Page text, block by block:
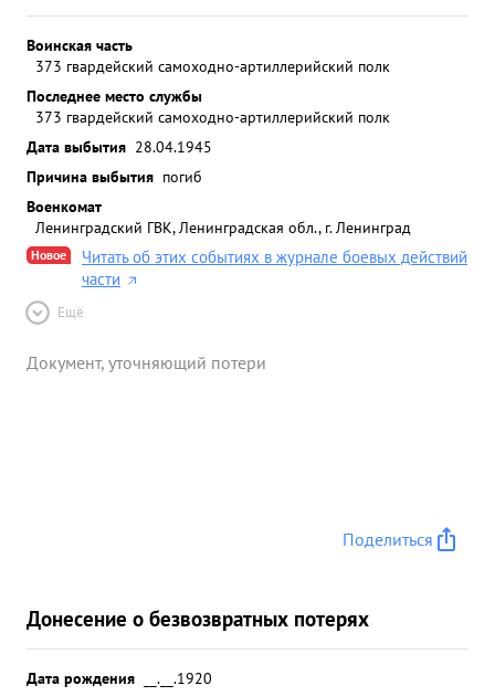
Воинская часть
373 гвардейский самоходно-артиллерийский полк
Последнее место службы
373 гвардейский самоходно-артиллерийский полк
Дата выбытия 28.04.1945
Причина выбытия погиб
Военкомат
Ленинградский ГВК, Ленинградская обл., г. Ленинград
Новое
Читать об этих событиях в журнале боевых действий
части
Ещё
Документ, уточняющий потери
Поделиться
Донесение о безвозвратных потерях
Дата рождения
__.__.1920